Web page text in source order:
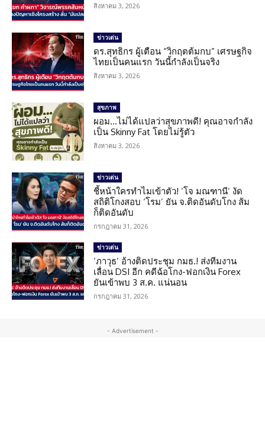
สิงหาคม 3, 2026
ข่าวเด่น
ดร.สุทธิกร ผู้เตือน “วิกฤตต้มกบ” เศรษฐกิจ
ไทยเป็นคนแรก วันนี้กำลังเป็นจริง
สิงหาคม 3, 2026
สุขภาพ
ผอม…ไม่ได้แปลว่าสุขภาพดี! คุณอาจกำลัง
เป็น Skinny Fat โดยไม่รู้ตัว
สิงหาคม 3, 2026
ข่าวเด่น
ชี้หน้าใครทำไมเข้าตัว! ‘โจ มณฑานี’ งัด
สถิติโกงสอบ ‘โรม’ ยัน จ.ติดอันดับโกง ส้ม
ก็ติดอันดับ
กรกฎาคม 31, 2026
ข่าวเด่น
‘ภาวุธ’ อ้างติดประชุม กมธ.! ส่งทีมงาน
เลื่อน DSI อีก คดีฉ้อโกง-ฟอกเงิน Forex
ยันเข้าพบ 3 ส.ค. แน่นอน
กรกฎาคม 31, 2026
- Advertisement -